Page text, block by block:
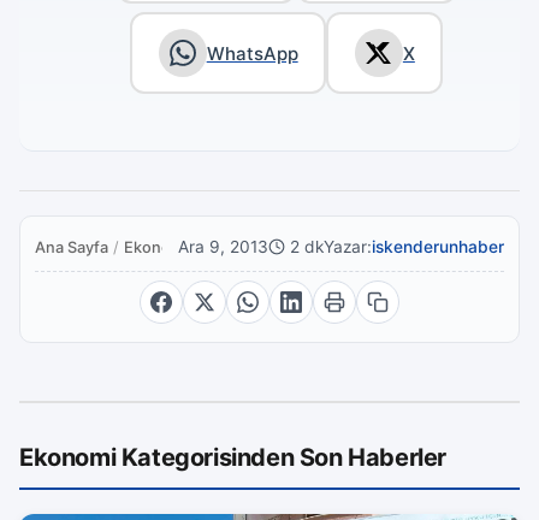
WhatsApp X
Ana Sayfa / EkonomiAra 9, 2013 2 dkYazar:iskenderunhaber
Ekonomi Kategorisinden Son Haberler